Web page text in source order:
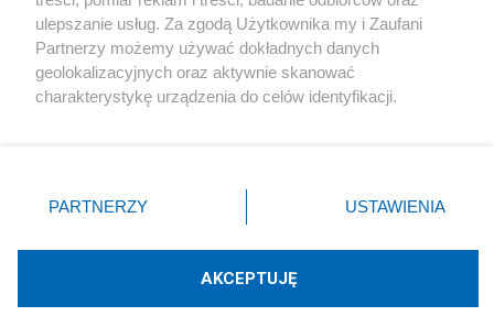
X Facebook Instagram Youtube
Technologię dostarcza:W3media.pl
ulepszanie usług. Za zgodą Użytkownika my i Zaufani
Partnerzy możemy używać dokładnych danych
geolokalizacyjnych oraz aktywnie skanować
charakterystykę urządzenia do celów identyfikacji.
zmienić/wycofać klikając przycisk ustawień prywatności
znajdujący się w lewym dolnym rogu strony
rodzaje przetwarzania danych nie wymagają zgody
użytkownika, ale masz prawo sprzeciwić się takiemu
PARTNERZY USTAWIENIA
AKCEPTUJĘ